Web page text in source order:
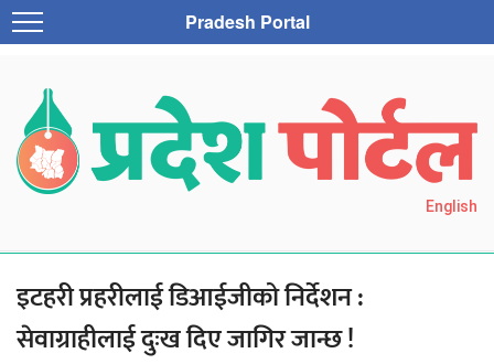
Pradesh Portal
English
इटहरी प्रहरीलाई डिआईजीको निर्देशन :
सेवाग्राहीलाई दुःख दिए जागिर जान्छ !